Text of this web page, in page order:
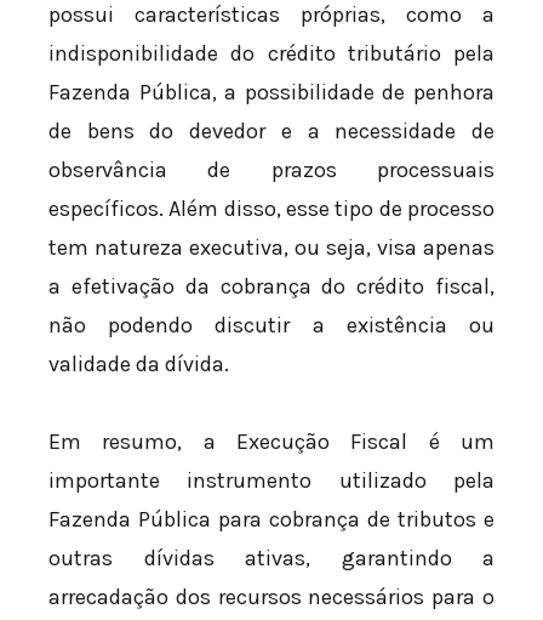
possui características próprias, como a
indisponibilidade do crédito tributário pela
Fazenda Pública, a possibilidade de penhora
de bens do devedor e a necessidade de
observância de prazos processuais
específicos. Além disso, esse tipo de processo
tem natureza executiva, ou seja, visa apenas
a efetivação da cobrança do crédito fiscal,
não podendo discutir a existência ou
validade da dívida.
Em resumo, a Execução Fiscal é um
importante instrumento utilizado pela
Fazenda Pública para cobrança de tributos e
outras dívidas ativas, garantindo a
arrecadação dos recursos necessários para o